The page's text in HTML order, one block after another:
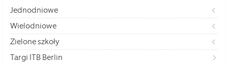
Jednodniowe
Wielodniowe
Zielone szkoły
Targi ITB Berlin